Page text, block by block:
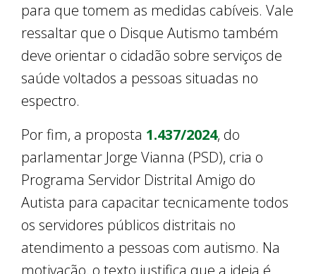
para que tomem as medidas cabíveis. Vale
ressaltar que o Disque Autismo também
deve orientar o cidadão sobre serviços de
saúde voltados a pessoas situadas no
espectro.
Por fim, a proposta 1.437/2024, do
parlamentar Jorge Vianna (PSD), cria o
Programa Servidor Distrital Amigo do
Autista para capacitar tecnicamente todos
os servidores públicos distritais no
atendimento a pessoas com autismo. Na